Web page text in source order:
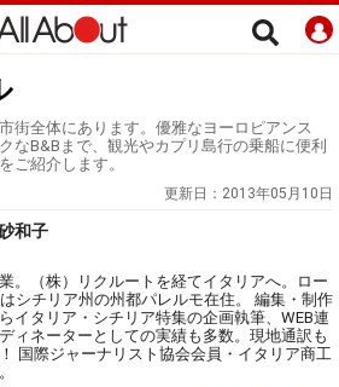
街全体にあります。優雅なヨーロピアンス
なB&Bまで、観光やカプリ島行の乗船に便利
ご紹介します。
更新日： 2013年05月10日
和子
。（株）リクルートを経てイタリアへ。ロー
シチリア州の州都パレルモ在住。 編集・制作
イタリア・シチリア特集の企画執筆、WEB連
ィネーターとしての実績も多数。現地通訳も
国際ジャーナリスト協会会員・イタリア商工